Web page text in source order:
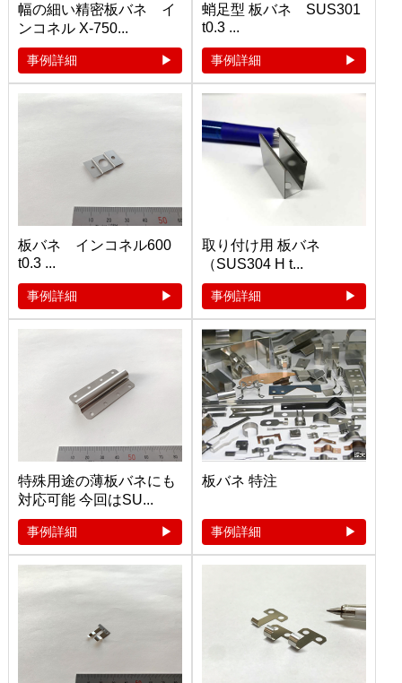
幅の細い精密板バネ イ
ンコネル X-750...
事例詳細
蛸足型 板バネ SUS301
t0.3 ...
事例詳細
板バネ インコネル600
t0.3 ...
事例詳細
取り付け用 板バネ
（SUS304 H t...
事例詳細
特殊用途の薄板バネにも
対応可能 今回はSU...
事例詳細
板バネ 特注
事例詳細